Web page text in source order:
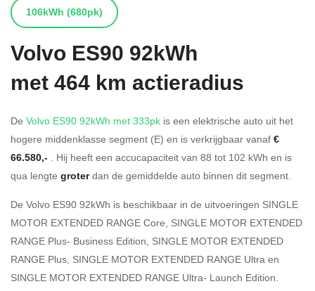
106kWh (680pk)
Volvo ES90 92kWh
met 464 km actieradius
De Volvo ES90 92kWh met 333pk is een elektrische auto uit het
hogere middenklasse segment (E) en is verkrijgbaar vanaf €
66.580,- . Hij heeft een accucapaciteit van 88 tot 102 kWh en is
qua lengte groterdan de gemiddelde auto binnen dit segment.
De Volvo ES90 92kWh is beschikbaar in de uitvoeringen SINGLE
MOTOR EXTENDED RANGE Core, SINGLE MOTOR EXTENDED
RANGE Plus- Business Edition, SINGLE MOTOR EXTENDED
RANGE Plus, SINGLE MOTOR EXTENDED RANGE Ultra en
SINGLE MOTOR EXTENDED RANGE Ultra- Launch Edition.